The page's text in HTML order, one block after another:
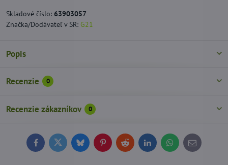
Skladové číslo: 63903057
Značka/Dodávateľ v SR: G21
Popis
Recenzie 0
Recenzie zákazníkov 0
FacebookTwitterBlueskyPinterestReddit LinkedInWhatsApp
E-
mail